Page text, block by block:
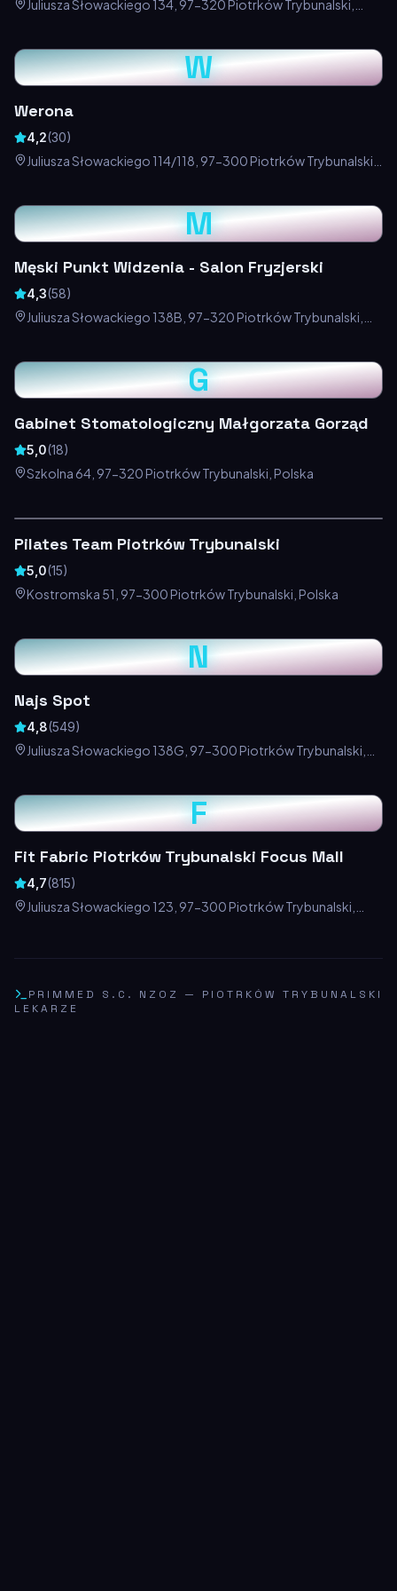
Juliusza Słowackiego 134, 97-320 Piotrków Trybunalski,
W
Werona
4,2(30)
Juliusza Słowackiego 114/118, 97-300 Piotrków Trybunalski,
M
Męski Punkt Widzenia - Salon Fryzjerski
4,3(58)
Juliusza Słowackiego 138B, 97-320 Piotrków Trybunalski,
G
Gabinet Stomatologiczny Małgorzata Gorząd
5,0(18)
Szkolna 64, 97-320 Piotrków Trybunalski, Polska
Pilates Team Piotrków Trybunalski
5,0(15)
Kostromska 51, 97-300 Piotrków Trybunalski, Polska
N
Najs Spot
4,8(549)
Juliusza Słowackiego 138G, 97-300 Piotrków Trybunalski,
F
Fit Fabric Piotrków Trybunalski Focus Mall
4,7(815)
Juliusza Słowackiego 123, 97-300 Piotrków Trybunalski,
PRIMMED S.C. NZOZ — PIOTRKÓW TRYBUNALSKI
LEKARZE